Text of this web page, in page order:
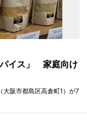
パイス」 家庭向け
大阪市都島区高倉町1）が7